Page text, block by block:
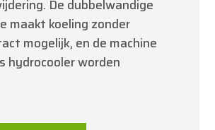
De dubbelwandige
maakt koeling zonder
mogelijk, en de machine
hydrocooler worden